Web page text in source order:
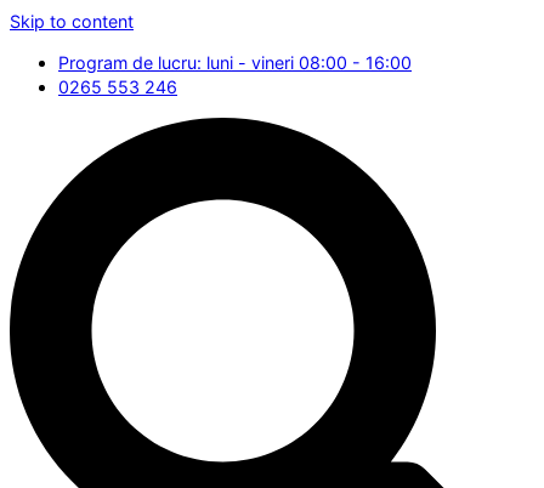
Skip to content
Program de lucru: luni - vineri 08:00 - 16:00
0265 553 246